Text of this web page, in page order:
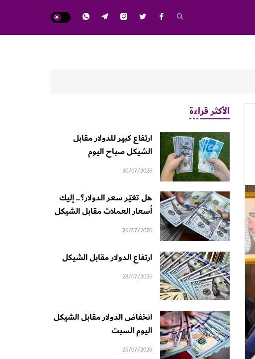
الأكثر قراءة
ارتفاع كبير للدولار مقابل
الشيكل صباح اليوم
30/07/2026
هل تغيّر سعر الدولار؟.. إليك
أسعار العملات مقابل الشيكل
26/07/2026
ارتفاع الدولار مقابل الشيكل
28/07/2026
انخفاض الدولار مقابل الشيكل
اليوم السبت
25/07/2026